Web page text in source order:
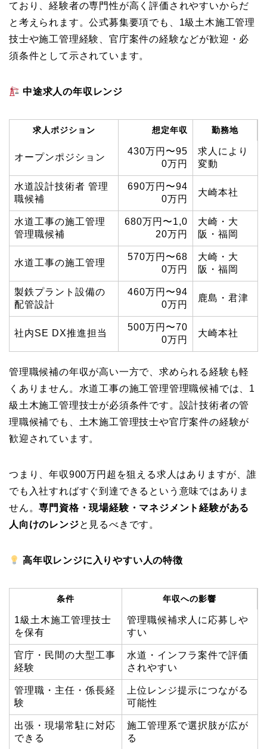
ており、経験者の専門性が高く評価されやすいからだ
と考えられます。公式募集要項でも、1級土木施工管理
技士や施工管理経験、官庁案件の経験などが歓迎・必
須条件として示されています。
中途求人の年収レンジ
求人ポジション 想定年収 勤務地
オープンポジション
430万円〜95
0万円
求人により
変動
水道設計技術者 管理
職候補
690万円〜94
0万円
大崎本社
水道工事の施工管理
管理職候補
680万円〜1,0
20万円
大崎・大
阪・福岡
水道工事の施工管理
570万円〜68
0万円
大崎・大
阪・福岡
製鉄プラント設備の
配管設計
460万円〜94
0万円
鹿島・君津
社内SE DX推進担当
500万円〜70
0万円
大崎本社
管理職候補の年収が高い一方で、求められる経験も軽
くありません。水道工事の施工管理管理職候補では、1
級土木施工管理技士が必須条件です。設計技術者の管
理職候補でも、土木施工管理技士や官庁案件の経験が
歓迎されています。
つまり、年収900万円超を狙える求人はありますが、誰
でも入社すればすぐ到達できるという意味ではありま
せん。専門資格・現場経験・マネジメント経験がある
人向けのレンジと見るべきです。
高年収レンジに入りやすい人の特徴
条件 年収への影響
1級土木施工管理技士
を保有
管理職候補求人に応募しや
すい
官庁・民間の大型工事
経験
水道・インフラ案件で評価
されやすい
管理職・主任・係長経
験
上位レンジ提示につながる
可能性
出張・現場常駐に対応
できる
施工管理系で選択肢が広が
る